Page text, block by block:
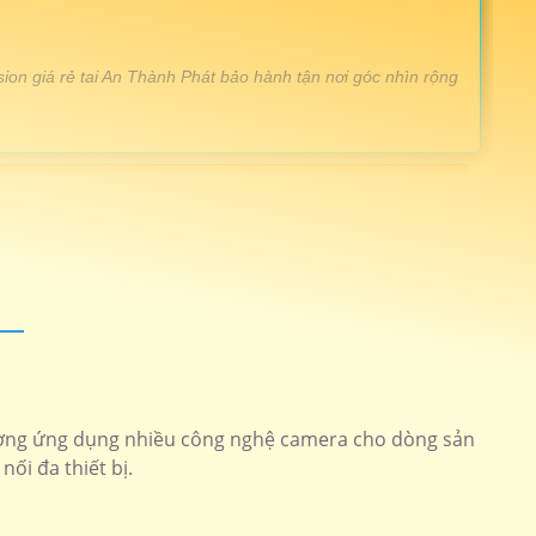
giá rẻ tai An Thành Phát bảo hành tận nơi góc nhìn rộng
thiết kế chắc chắn
độ phân giải cao
ứng dụng nhiều công nghệ camera cho dòng sản
đa thiết bị.